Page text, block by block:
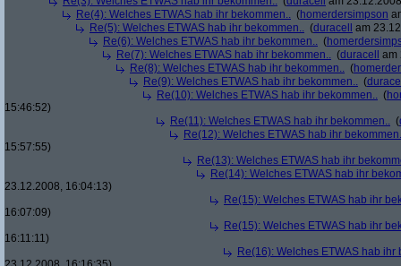
Re(4): Welches ETWAS hab ihr bekommen.. (homerdersimpson
Re(5): Welches ETWAS hab ihr bekommen.. (duracell
am
Re(6): Welches ETWAS hab ihr bekommen.. (
Re(7): Welches ETWAS hab ihr bekommen.. (duracell
am
Re(8): Welches ETWAS hab ihr bekommen.. (
Re(9): Welches ETWAS hab ihr bekommen.. (
Re(10): Welches ETWAS hab ihr bekommen.. (
15:46:52)
Re(11): Welches ETWAS hab ihr bekommen.. (
Re(12): Welches ETWAS hab ihr
15:57:55)
Re(13): Welches ETWAS hab ihr
Re(14): Welches ETWAS hab ihr
23.12.2008, 16:04:13)
Re(15): Welches ETWAS hab ihr
16:07:09)
Re(15): Welches ETWAS hab ihr
16:11:11)
Re(16): Welches ETWAS hab ihr